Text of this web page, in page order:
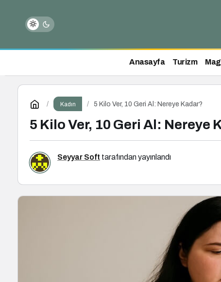
Anasayfa Turizm
Kadın 5 Kilo Ver, 10 Geri Al: Nereye Kadar?
5 Kilo Ver, 10 Geri Al: Nereye
Seyyar Soft tarafından yayınlandı